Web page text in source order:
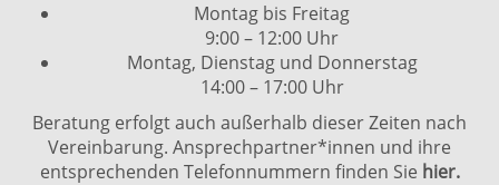
Montag bis Freitag
9:00 – 12:00 Uhr
Montag, Dienstag und Donnerstag
14:00 – 17:00 Uhr
Beratung erfolgt auch außerhalb dieser Zeiten nach
Vereinbarung. Ansprechpartner*innen und ihre
entsprechenden Telefonnummern finden Sie hier.